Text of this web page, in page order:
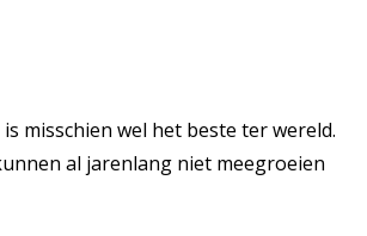
misschien wel het beste ter wereld.
al jarenlang niet meegroeien